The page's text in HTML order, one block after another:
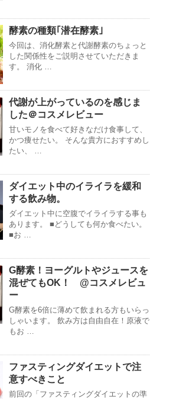
酵素の種類｢潜在酵素｣
今回は、消化酵素と代謝酵素のちょっと
した関係性をご説明させていただきま
す。 消化 …
代謝が上がっているのを感じま
した＠コスメレビュー
甘いモノを食べて好きなだけ食事して、
かつ痩せたい。 そんな貴方におすすめし
たい、 …
ダイエット中のイライラを緩和
する飲み物。
ダイエット中に空腹でイライラする事も
あります。 ■どうしても何か食べたい。
■お …
G酵素！ヨーグルトやジュースを
混ぜてもOK！ @コスメレビュ
ー
G酵素を6倍に薄めて飲まれる方もいらっ
しゃいます。 飲み方は自由自在！原液で
もお …
ファスティングダイエットで注
意すべきこと
前回の「ファスティングダイエットの準